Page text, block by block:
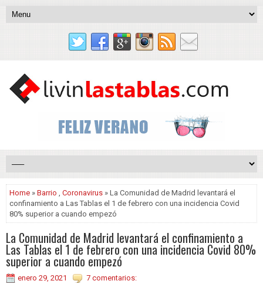
Home » Barrio , Coronavirus » La Comunidad de Madrid levantará el
confinamiento a Las Tablas el 1 de febrero con una incidencia Covid
80% superior a cuando empezó
La Comunidad de Madrid levantará el confinamiento a
Las Tablas el 1 de febrero con una incidencia Covid 80%
superior a cuando empezó
enero 29, 2021 7 comentarios: